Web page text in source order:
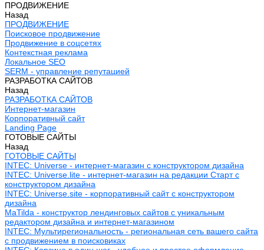
ПРОДВИЖЕНИЕ
Назад
ПРОДВИЖЕНИЕ
Поисковое продвижение
Продвижение в соцсетях
Контекстная реклама
Локальное SEO
SERM - управление репутацией
РАЗРАБОТКА САЙТОВ
Назад
РАЗРАБОТКА САЙТОВ
Интернет-магазин
Корпоративный сайт
Landing Page
ГОТОВЫЕ САЙТЫ
Назад
ГОТОВЫЕ САЙТЫ
INTEC: Universe - интернет-магазин с конструктором дизайна
INTEC: Universe.lite - интернет-магазин на редакции Старт с
конструктором дизайна
INTEC: Universe.site - корпоративный сайт с конструктором
дизайна
MaTilda - конструктор лендинговых сайтов с уникальным
редактором дизайна и интернет-магазином
INTEC: Мультирегиональность - региональная сеть вашего сайта
с продвижением в поисковиках